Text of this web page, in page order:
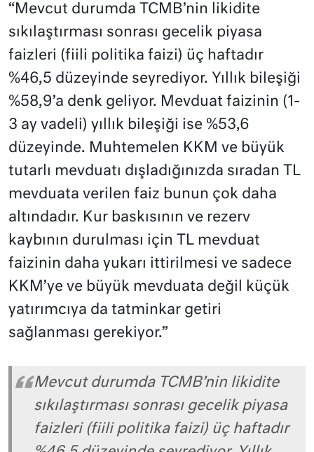
“Mevcut durumda TCMB’nin likidite
sıkılaştırması sonrası gecelik piyasa
faizleri (fiili politika faizi) üç haftadır
%46,5 düzeyinde seyrediyor. Yıllık bileşiği
%58,9’a denk geliyor. Mevduat faizinin (1-
3 ay vadeli) yıllık bileşiği ise %53,6
düzeyinde. Muhtemelen KKM ve büyük
tutarlı mevduatı dışladığınızda sıradan TL
mevduata verilen faiz bunun çok daha
altındadır. Kur baskısının ve rezerv
kaybının durulması için TL mevduat
faizinin daha yukarı ittirilmesi ve sadece
KKM’ye ve büyük mevduata değil küçük
yatırımcıya da tatminkar getiri
sağlanması gerekiyor.”
Mevcut durumda TCMB’nin likidite
sıkılaştırması sonrası gecelik piyasa
faizleri (fiili politika faizi) üç haftadır